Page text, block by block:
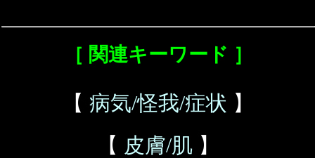
［ 関連キーワード ］
【 病気/怪我/症状 】
【 皮膚/肌 】